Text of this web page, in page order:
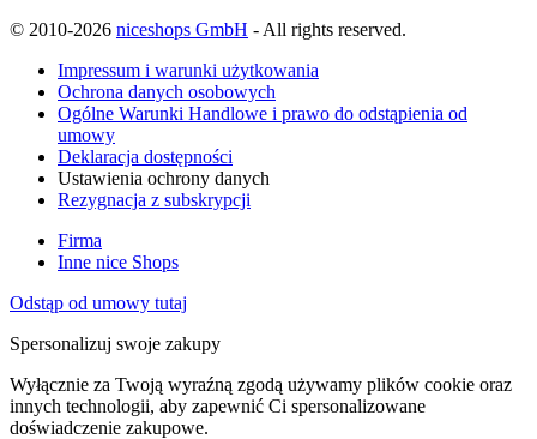
© 2010-2026 niceshops GmbH - All rights reserved.
Impressum i warunki użytkowania
Ochrona danych osobowych
Ogólne Warunki Handlowe i prawo do odstąpienia od
umowy
Deklaracja dostępności
Ustawienia ochrony danych
Rezygnacja z subskrypcji
Firma
Inne nice Shops
Odstąp od umowy tutaj
Spersonalizuj swoje zakupy
Wyłącznie za Twoją wyraźną zgodą używamy plików cookie oraz
innych technologii, aby zapewnić Ci spersonalizowane
doświadczenie zakupowe.